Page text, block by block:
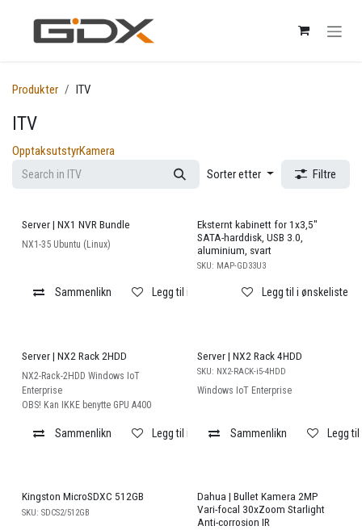
Produkter ITV
ITV
OpptaksutstyrKamera
Sorter etter
Filtre
Server | NX1 NVR Bundle
NX1-35 Ubuntu (Linux)
Sammenlikn Legg til i ønskeliste
Eksternt kabinett for 1x3,5"
SATA-harddisk, USB 3.0,
aluminium, svart
SKU: MAP-GD33U3
Legg til i ønskeliste
Server | NX2 Rack 2HDD
NX2-Rack-2HDD Windows IoT
Enterprise
OBS! Kan IKKE benytte GPU A400
Sammenlikn Legg til i ønskeliste
Server | NX2 Rack 4HDD
SKU: NX2-RACK-i5-4HDD
Windows IoT Enterprise
Sammenlikn Legg
Kingston MicroSDXC 512GB
SKU: SDCS2/512GB
Dahua | Bullet Kamera 2MP
Vari-focal 30xZoom Starlight
Anti-corrosion IR